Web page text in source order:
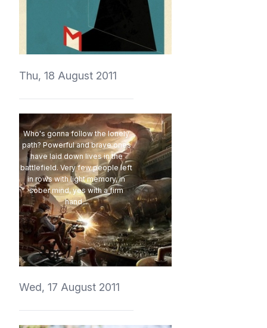
vedmich
Thu, 18 August 2011
Who's gonna follow the lonely
path? Powerful and brave ones
have laid down lives in the
battlefield. Very few people left
in rows with light memory, in
sober mind, yes with a firm
hand...
vedmich
Wed, 17 August 2011